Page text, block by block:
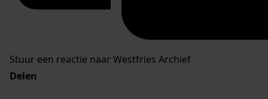
Stuur een reactie naar Westfries Archief
Delen